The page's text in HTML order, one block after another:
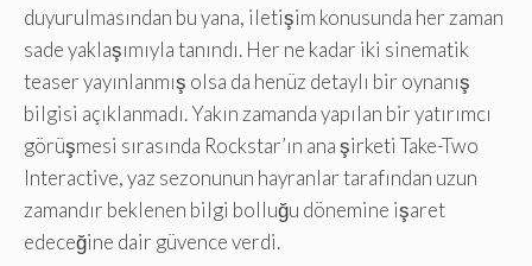
duyurulmasından bu yana, iletişim konusunda her zaman
sade yaklaşımıyla tanındı. Her ne kadar iki sinematik
teaser yayınlanmış olsa da henüz detaylı bir oynanış
bilgisi açıklanmadı. Yakın zamanda yapılan bir yatırımcı
görüşmesi sırasında Rockstar’ın ana şirketi Take-Two
Interactive, yaz sezonunun hayranlar tarafından uzun
zamandır beklenen bilgi bolluğu dönemine işaret
edeceğine dair güvence verdi.